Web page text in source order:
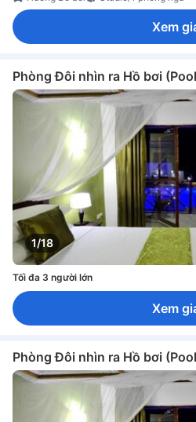
Xem
Phòng Đôi nhìn ra Hồ bơi
1/18
Tối đa 3 người lớn
Xem
Phòng Đôi nhìn ra Hồ bơi